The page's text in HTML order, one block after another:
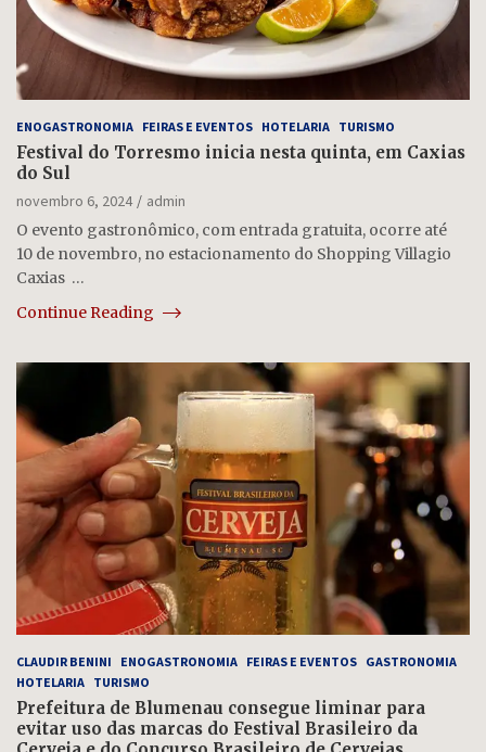
ENOGASTRONOMIA FEIRAS E EVENTOS HOTELARIA TURISMO
Festival do Torresmo inicia nesta quinta, em Caxias
do Sul
novembro 6, 2024
admin
O evento gastronômico, com entrada gratuita, ocorre até
10 de novembro, no estacionamento do Shopping Villagio
Caxias …
Continue Reading
CLAUDIR BENINI ENOGASTRONOMIA FEIRAS E EVENTOS GASTRONOMIA
HOTELARIA TURISMO
Prefeitura de Blumenau consegue liminar para
evitar uso das marcas do Festival Brasileiro da